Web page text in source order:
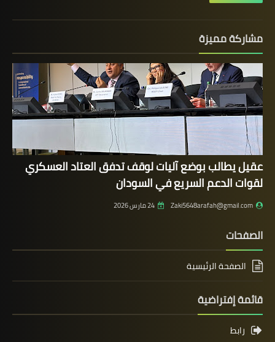
مشاركة مميزة
عقيل يطالب بوضع آليات لوقف تدفق العتاد العسكري
لقوات الدعم السريع في السودان
Zaki5648arafah@gmail.com 24 مارس 2026
الصفحات
الصفحة الرئيسية
قائمة إفتراضية
رابط